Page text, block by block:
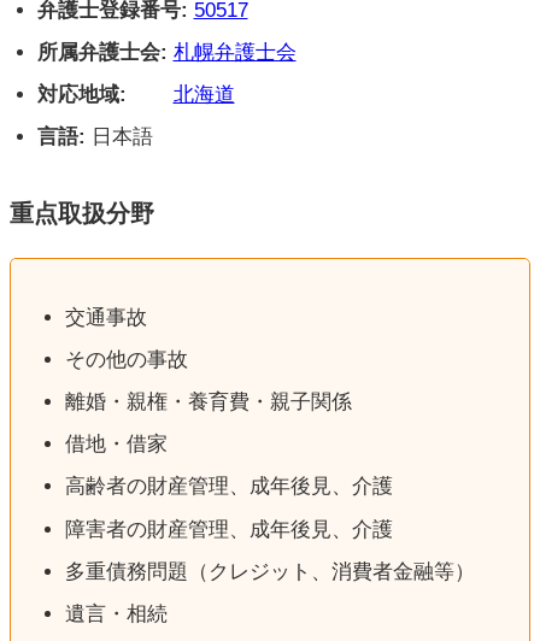
弁護士登録番号: 50517
所属弁護士会: 札幌弁護士会
対応地域:
北海道
言語: 日本語
重点取扱分野
交通事故
その他の事故
離婚・親権・養育費・親子関係
借地・借家
高齢者の財産管理、成年後見、介護
障害者の財産管理、成年後見、介護
多重債務問題（クレジット、消費者金融等）
遺言・相続